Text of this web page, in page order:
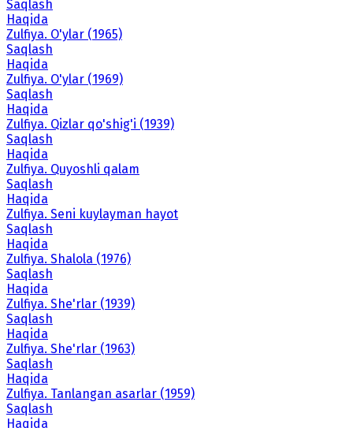
Saqlash
Haqida
Zulfiya. O'ylar (1965)
Saqlash
Haqida
Zulfiya. O'ylar (1969)
Saqlash
Haqida
Zulfiya. Qizlar qo'shig'i (1939)
Saqlash
Haqida
Zulfiya. Quyoshli qalam
Saqlash
Haqida
Zulfiya. Seni kuylayman hayot
Saqlash
Haqida
Zulfiya. Shalola (1976)
Saqlash
Haqida
Zulfiya. She'rlar (1939)
Saqlash
Haqida
Zulfiya. She'rlar (1963)
Saqlash
Haqida
Zulfiya. Tanlangan asarlar (1959)
Saqlash
Haqida